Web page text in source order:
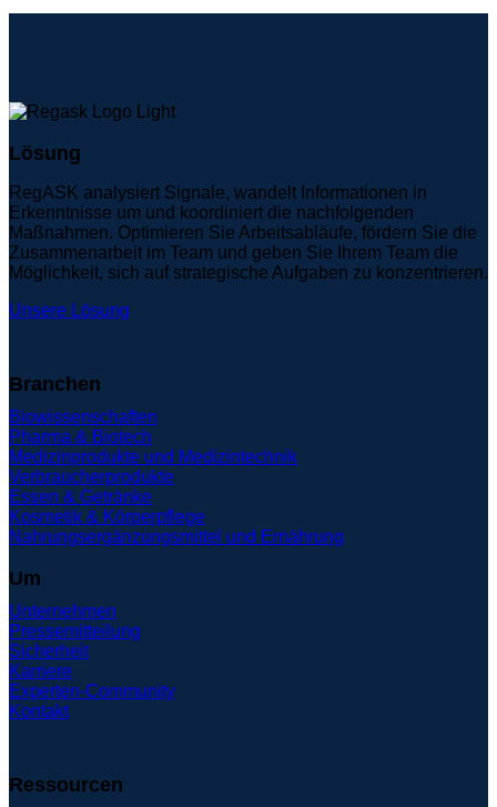
Lösung
RegASK analysiert Signale, wandelt Informationen in
Erkenntnisse um und koordiniert die nachfolgenden
Maßnahmen. Optimieren Sie Arbeitsabläufe, fördern Sie die
Zusammenarbeit im Team und geben Sie Ihrem Team die
Möglichkeit, sich auf strategische Aufgaben zu konzentrieren.
Unsere Lösung
Branchen
Biowissenschaften
Pharma & Biotech
Medizinprodukte und Medizintechnik
Verbraucherprodukte
Essen & Getränke
Kosmetik & Körperpflege
Nahrungsergänzungsmittel und Ernährung
Um
Unternehmen
Pressemitteilung
Sicherheit
Karriere
Experten-Community
Kontakt
Ressourcen